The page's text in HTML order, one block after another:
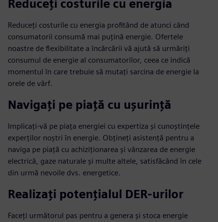
Reduceți costurile cu energia
Reduceți costurile cu energia profitând de atunci când
consumatorii consumă mai puțină energie. Ofertele
noastre de flexibilitate a încărcării vă ajută să urmăriți
consumul de energie al consumatorilor, ceea ce indică
momentul în care trebuie să mutați sarcina de energie la
orele de vârf.
Navigați pe piață cu ușurință
Implicați-vă pe piața energiei cu expertiza și cunoștințele
experților noștri în energie. Obțineți asistență pentru a
naviga pe piață cu achiziționarea și vânzarea de energie
electrică, gaze naturale și multe altele, satisfăcând în cele
din urmă nevoile dvs. energetice.
Realizați potențialul DER-urilor
Faceți următorul pas pentru a genera și stoca energie